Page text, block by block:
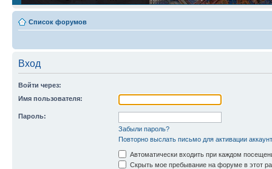
Список форумов
Вход
Войти через:
Имя пользователя:
Пароль:
Забыли пароль?
Повторно выслать письмо для активации
Автоматически входить при каждом
Скрыть мое пребывание на форуме в этот